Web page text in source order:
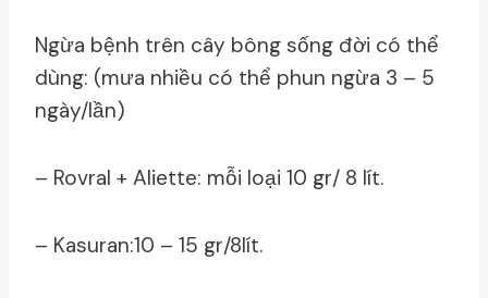
Ngừa bệnh trên cây bông sống đời có thể
dùng: (mưa nhiều có thể phun ngừa 3 – 5
ngày/lần)
– Rovral + Aliette: mỗi loại 10 gr/ 8 lít.
– Kasuran:10 – 15 gr/8lít.